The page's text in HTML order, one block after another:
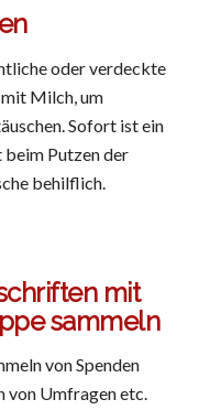
oder verdeckte
Milch, um
Sofort ist ein
Putzen der
behilflich.
mit
sammeln
von Spenden
von Umfragen etc.